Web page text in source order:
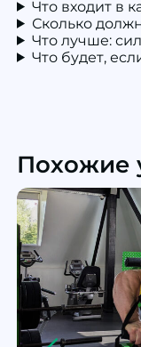
Что входит в
Сколько
Что лучше:
Что будет,
Похожие